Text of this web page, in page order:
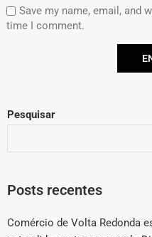
Save my name, email, and
time I comment.
Pesquisar
Posts recentes
Comércio de Volta Redonda